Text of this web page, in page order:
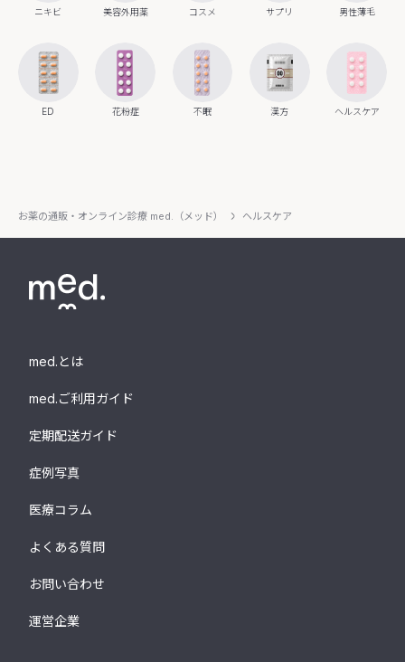
ニキビ 美容外用薬 コスメ サプリ 男性薄毛
ED 花粉症 不眠 漢方 ヘルスケア
お薬の通販・オンライン診療 med.（メッド） ヘルスケア
med.とは
med.ご利用ガイド
定期配送ガイド
症例写真
医療コラム
よくある質問
お問い合わせ
運営企業